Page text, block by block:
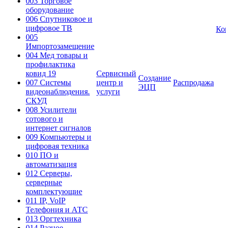
оборудование
006 Спутниковое и
цифровое ТВ
005
Импортозамещение
004 Мед товары и
профилактика
ковид 19
007 Системы
видеонаблюдения.
СКУД
008 Усилители
сотового и
интернет сигналов
009 Компьютеры и
цифровая техника
010 ПО и
автоматизация
012 Серверы,
серверные
комплектующие
011 IP, VoIP
Телефония и АТС
013 Оргтехника
Сервисный
центр и
услуги
Создание
ЭЦП
Распродажа